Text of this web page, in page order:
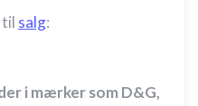
til salg:
i mærker som D&G,